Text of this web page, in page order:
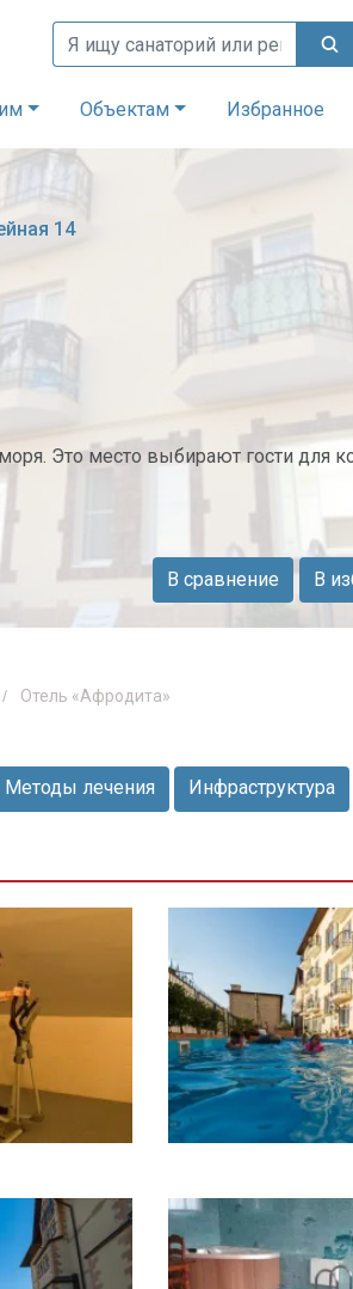
Объектам Избранное
14
Это место выбирают гости для
В
В сравнение
Отель «Афродита»
Методы лечения Инфраструктура